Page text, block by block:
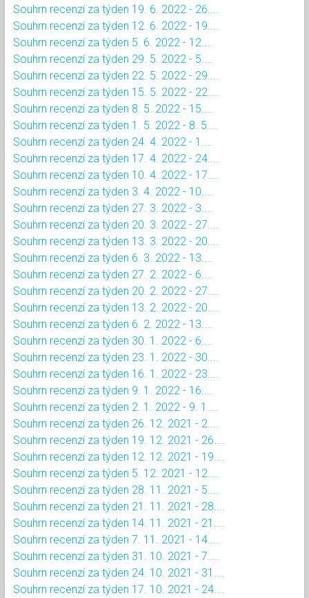
Souhrn recenzí za týden 19. 6. 2022 - 26....
Souhrn recenzí za týden 12. 6. 2022 - 19....
Souhrn recenzí za týden 5. 6. 2022 - 12....
Souhrn recenzí za týden 29. 5. 2022 - 5....
Souhrn recenzí za týden 22. 5. 2022 - 29....
Souhrn recenzí za týden 15. 5. 2022 - 22....
Souhrn recenzí za týden 8. 5. 2022 - 15....
Souhrn recenzí za týden 1. 5. 2022 - 8. 5....
Souhrn recenzí za týden 24. 4. 2022 - 1....
Souhrn recenzí za týden 17. 4. 2022 - 24....
Souhrn recenzí za týden 10. 4. 2022 - 17....
Souhrn recenzí za týden 3. 4. 2022 - 10....
Souhrn recenzí za týden 27. 3. 2022 - 3....
Souhrn recenzí za týden 20. 3. 2022 - 27....
Souhrn recenzí za týden 13. 3. 2022 - 20....
Souhrn recenzí za týden 6. 3. 2022 - 13....
Souhrn recenzí za týden 27. 2. 2022 - 6....
Souhrn recenzí za týden 20. 2. 2022 - 27....
Souhrn recenzí za týden 13. 2. 2022 - 20....
Souhrn recenzí za týden 6. 2. 2022 - 13....
Souhrn recenzí za týden 30. 1. 2022 - 6....
Souhrn recenzí za týden 23. 1. 2022 - 30....
Souhrn recenzí za týden 16. 1. 2022 - 23....
Souhrn recenzí za týden 9. 1. 2022 - 16....
Souhrn recenzí za týden 2. 1. 2022 - 9. 1....
Souhrn recenzí za týden 26. 12. 2021 - 2....
Souhrn recenzí za týden 19. 12. 2021 - 26....
Souhrn recenzí za týden 12. 12. 2021 - 19....
Souhrn recenzí za týden 5. 12. 2021 - 12....
Souhrn recenzí za týden 28. 11. 2021 - 5....
Souhrn recenzí za týden 21. 11. 2021 - 28....
Souhrn recenzí za týden 14. 11. 2021 - 21....
Souhrn recenzí za týden 7. 11. 2021 - 14....
Souhrn recenzí za týden 31. 10. 2021 - 7....
Souhrn recenzí za týden 24. 10. 2021 - 31....
Souhrn recenzí za týden 17. 10. 2021 - 24....